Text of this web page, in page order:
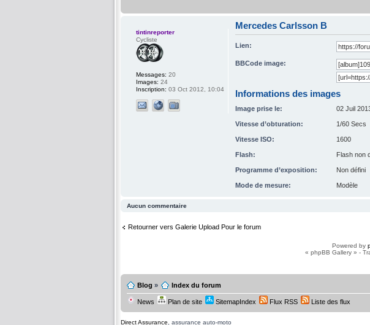
Mercedes Carlsson B
Lien:
BBCode image:
Informations des images
Image prise le: 02 Juil
Vitesse d’obturation: 1/60 Secs
Vitesse ISO: 1600
Flash: Flash non
Programme d’exposition: Non défini
Mode de mesure: Modèle
tintinreporter
Cycliste
Messages: 20
Images: 24
Inscription: 03 Oct 2012, 10:04
Aucun commentaire
Retourner vers Galerie Upload Pour le forum
Powered by
« phpBB Gallery » -
Blog » Index du forum
News Plan de site SitemapIndex Flux RSS Liste des flux
Direct Assurance , assurance auto-moto